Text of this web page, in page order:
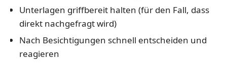
Unterlagen griffbereit halten (für den Fall, dass
direkt nachgefragt wird)
Nach Besichtigungen schnell entscheiden und
reagieren